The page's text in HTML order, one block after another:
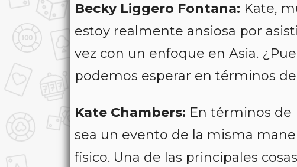
Becky Liggero Fontana: Kate,
estoy realmente ansiosa por
vez con un enfoque en Asia.
podemos esperar en términos
Kate Chambers: En términos de
sea un evento de la misma
físico. Una de las principales